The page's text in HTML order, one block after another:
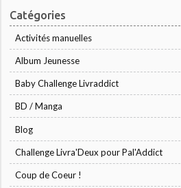
Catégories
Activités manuelles
Album Jeunesse
Baby Challenge Livraddict
BD / Manga
Blog
Challenge Livra'Deux pour Pal'Addict
Coup de Coeur !